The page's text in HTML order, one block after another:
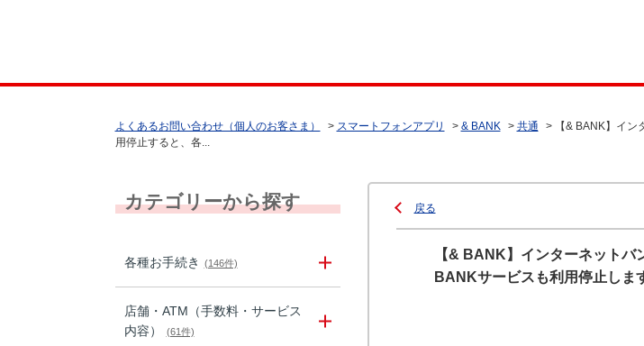
よくあるお問い合わせ（個人のお客さま） > スマートフォンアプリ > & BANK > 共通 >
【& BANK】イ
用停止すると、各...
カテゴリーから探す
各種お手続き (146件)
店舗・ATM（手数料・サービス
内容）
(61件)
戻る
【& BANK】インターネットバ
BANKサービスも利用停止しま